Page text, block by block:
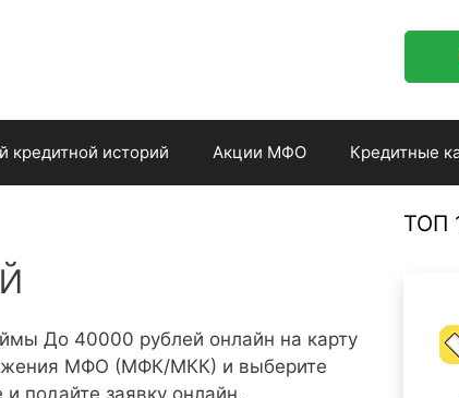
кредитной историй Акции МФО Кредитные
До 40000 рублей онлайн на карту
МФО (МФК/МКК) и выберите
подайте заявку онлайн.
ТОП